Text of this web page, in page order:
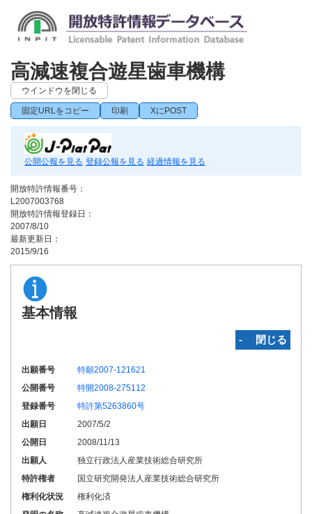
高減速複合遊星歯車機構
ウインドウを閉じる
固定URLをコピー 印刷 XにPOST
公開公報を見る 登録公報を見る 経過情報を見る
開放特許情報番号：
L2007003768
開放特許情報登録日：
2007/8/10
最新更新日：
2015/9/16
基本情報
‐ 閉じる
出願番号
特願2007-121621
公開番号
特開2008-275112
登録番号
特許第5263860号
出願日
2007/5/2
公開日
2008/11/13
出願人
独立行政法人産業技術総合研究所
特許権者
国立研究開発法人産業技術総合研究所
権利化状況
権利化済